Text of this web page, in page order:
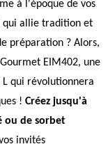
à l'époque de vos
qui allie tradition et
préparation ? Alors,
EIM402, une
qui révolutionnera
! Créez jusqu'à
ou de sorbet
invités